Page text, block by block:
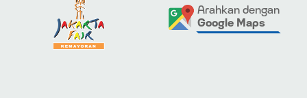
Arahkan dengan
Google Maps